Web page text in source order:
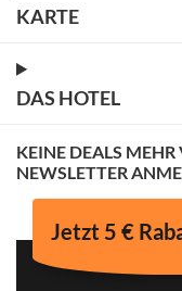
KARTE
DAS HOTEL
KEINE DEALS
NEWSLETTER
Jetzt 5 €